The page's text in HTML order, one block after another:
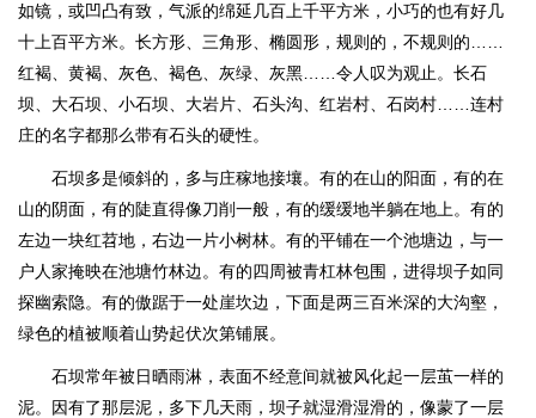
如镜，或凹凸有致，气派的绵延几百上千平方米，小巧的也有好几
十上百平方米。长方形、三角形、椭圆形，规则的，不规则的……
红褐、黄褐、灰色、褐色、灰绿、灰黑……令人叹为观止。长石
坝、大石坝、小石坝、大岩片、石头沟、红岩村、石岗村……连村
庄的名字都那么带有石头的硬性。
石坝多是倾斜的，多与庄稼地接壤。有的在山的阳面，有的在
山的阴面，有的陡直得像刀削一般，有的缓缓地半躺在地上。有的
左边一块红苕地，右边一片小树林。有的平铺在一个池塘边，与一
户人家掩映在池塘竹林边。有的四周被青杠林包围，进得坝子如同
探幽索隐。有的傲踞于一处崖坎边，下面是两三百米深的大沟壑，
绿色的植被顺着山势起伏次第铺展。
石坝常年被日晒雨淋，表面不经意间就被风化起一层茧一样的
泥。因有了那层泥，多下几天雨，坝子就湿滑湿滑的，像蒙了一层